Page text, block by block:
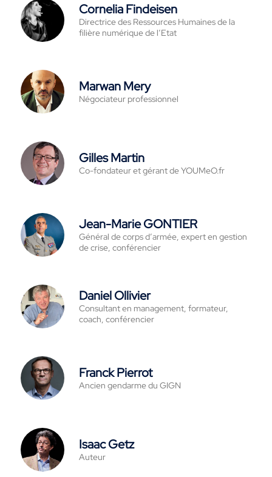
Cornelia Findeisen
Directrice des Ressources Humaines de la
filière numérique de l’Etat
Marwan Mery
Négociateur professionnel
Gilles Martin
Co-fondateur et gérant de YOUMeO.fr
Jean-Marie GONTIER
Général de corps d’armée, expert en gestion
de crise, conférencier
Daniel Ollivier
Consultant en management, formateur,
coach, conférencier
Franck Pierrot
Ancien gendarme du GIGN
Isaac Getz
Auteur